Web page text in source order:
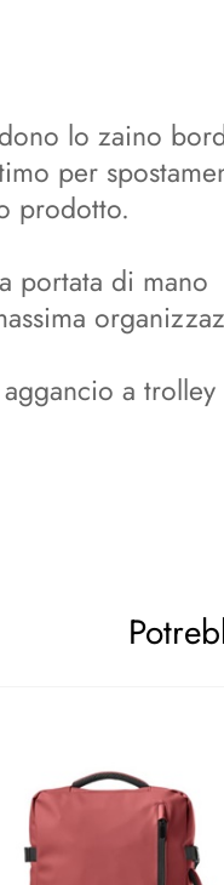
lo zaino
per
prodotto.
portata di mano
a trolley